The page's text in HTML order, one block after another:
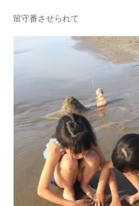
留守番させられて